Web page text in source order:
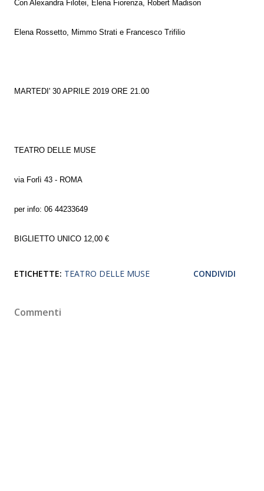
Con Alexandra Filotei, Elena Fiorenza, Robert Madison
Elena Rossetto, Mimmo Strati e Francesco Trifilio
MARTEDI' 30 APRILE 2019 ORE 21.00
TEATRO DELLE MUSE
via Forlì 43 - ROMA
per info: 06 44233649
BIGLIETTO UNICO 12,00 €
ETICHETTE: TEATRO DELLE MUSE CONDIVIDI
Commenti